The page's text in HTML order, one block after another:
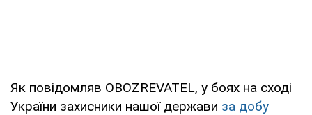
Як повідомляв OBOZREVATEL, у боях на сході
України захисники нашої держави за добу